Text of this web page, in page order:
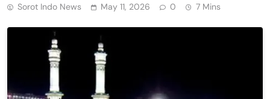
Sorot Indo News May 11, 2026 0 7 Mins